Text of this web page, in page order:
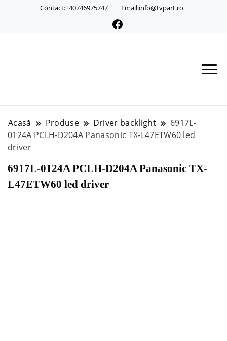
Contact:+40746975747 Email:info@tvpart.ro
Acasă Produse Driver backlight
6917L-
0124A PCLH-D204A Panasonic TX-L47ETW60 led
driver
6917L-0124A PCLH-D204A Panasonic TX-
L47ETW60 led driver